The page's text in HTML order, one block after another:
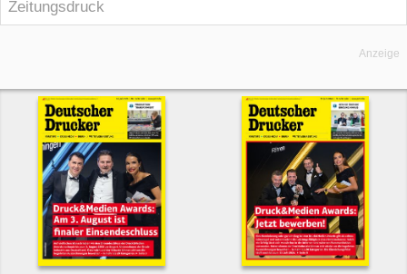
Zeitungsdruck
Anzeige